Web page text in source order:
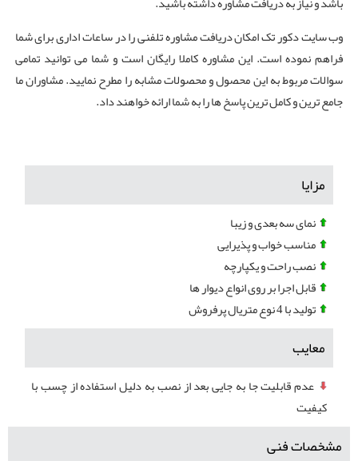
وب سایت دکور تک امکان دریافت مشاوره تلفنی را در ساعات اداری برای شما
فراهم نموده است. این مشاوره کاملا رایگان است و شما می توانید تمامی
سوالات مربوط به این محصول و محصولات مشابه را مطرح نمایید. مشاوران ما
جامع ترین و کامل ترین پاسخ ها را به شما ارائه خواهند داد.
مزایا
نمای سه بعدی و زیبا
مناسب خواب و پذیرایی
نصب راحت و یکپارچه
قابل اجرا بر روی انواع دیوار ها
تولید با 4 نوع متریال پرفروش
معایب
عدم قابلیت جا به جایی بعد از نصب به دلیل استفاده از چسب با
کیفیت
مشخصات فنی